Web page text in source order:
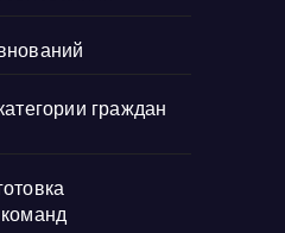
граждан